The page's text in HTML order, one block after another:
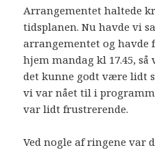
Arrangementet haltede
tidsplanen. Nu havde vi
arrangementet og
hjem mandag kl 17.45, så
det kunne godt være lidt
vi var nået til i
var lidt frustrerende.
Ved nogle af ringene var